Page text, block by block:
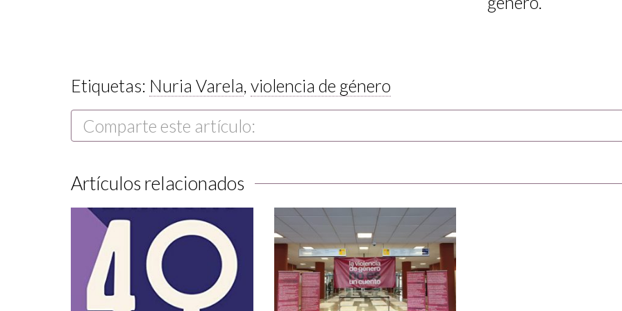
Etiquetas: Nuria Varela, violencia de género
Comparte este artículo:
Artículos relacionados